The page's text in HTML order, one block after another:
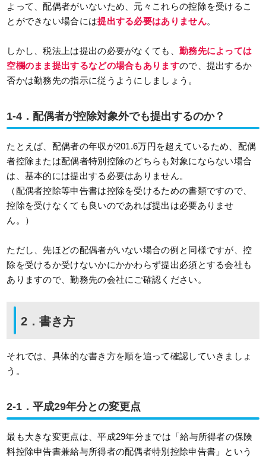
よって、配偶者がいないため、元々これらの控除を受けるこ
とができない場合には提出する必要はありません。
しかし、税法上は提出の必要がなくても、 勤務先によっては
空欄のまま提出するなどの場合もありますので、提出するか
否かは勤務先の指示に従うようにしましょう。
1-4．配偶者が控除対象外でも提出するのか？
たとえば、配偶者の年収が201.6万円を超えているため、配偶
者控除または配偶者特別控除のどちらも対象にならない場合
は、基本的には提出する必要はありません。
（配偶者控除等申告書は控除を受けるための書類ですので、
控除を受けなくても良いのであれば提出は必要ありませ
ん。）
ただし、先ほどの配偶者がいない場合の例と同様ですが、控
除を受けるか受けないかにかかわらず提出必須とする会社も
ありますので、勤務先の会社にご確認ください。
2．書き方
それでは、具体的な書き方を順を追って確認していきましょ
う。
2-1．平成29年分との変更点
最も大きな変更点は、平成29年分までは「給与所得者の保険
料控除申告書兼給与所得者の配偶者特別控除申告書」という